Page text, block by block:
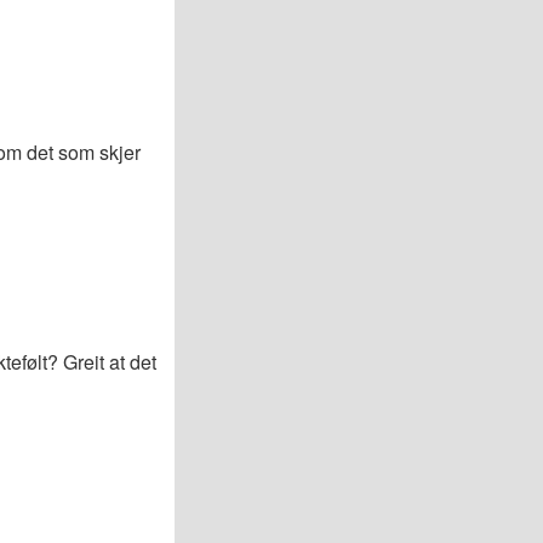
det som skjer
Greit at det